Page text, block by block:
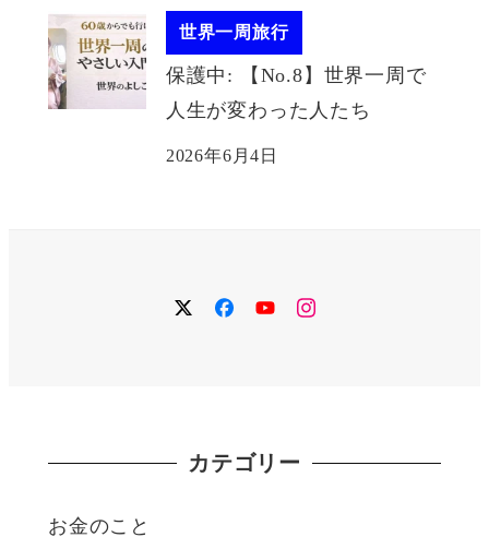
世界一周旅行
保護中: 【No.8】世界一周で
人生が変わった人たち
2026年6月4日
twitterfacebook
YouTubeinstagram
カテゴリー
お金のこと